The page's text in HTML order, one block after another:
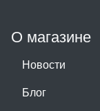
О магазине
Новости
Блог